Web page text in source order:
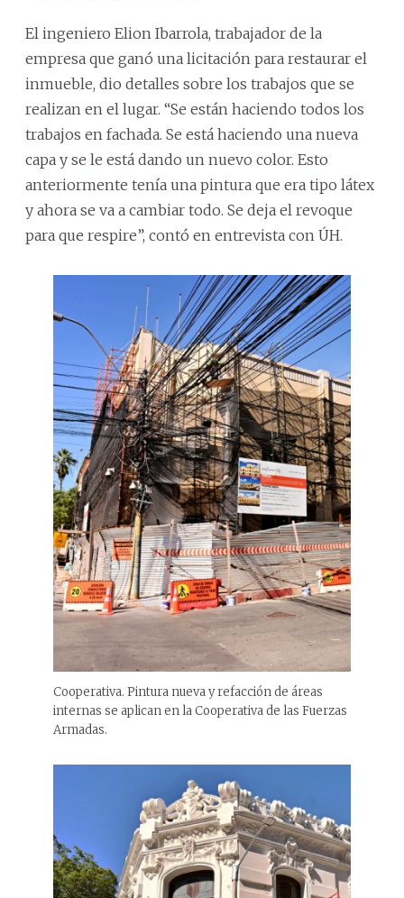
El ingeniero Elion Ibarrola, trabajador de la
empresa que ganó una licitación para restaurar el
inmueble, dio detalles sobre los trabajos que se
realizan en el lugar. “Se están haciendo todos los
trabajos en fachada. Se está haciendo una nueva
capa y se le está dando un nuevo color. Esto
anteriormente tenía una pintura que era tipo látex
y ahora se va a cambiar todo. Se deja el revoque
para que respire”, contó en entrevista con ÚH.
Cooperativa. Pintura nueva y refacción de áreas
internas se aplican en la Cooperativa de las Fuerzas
Armadas.